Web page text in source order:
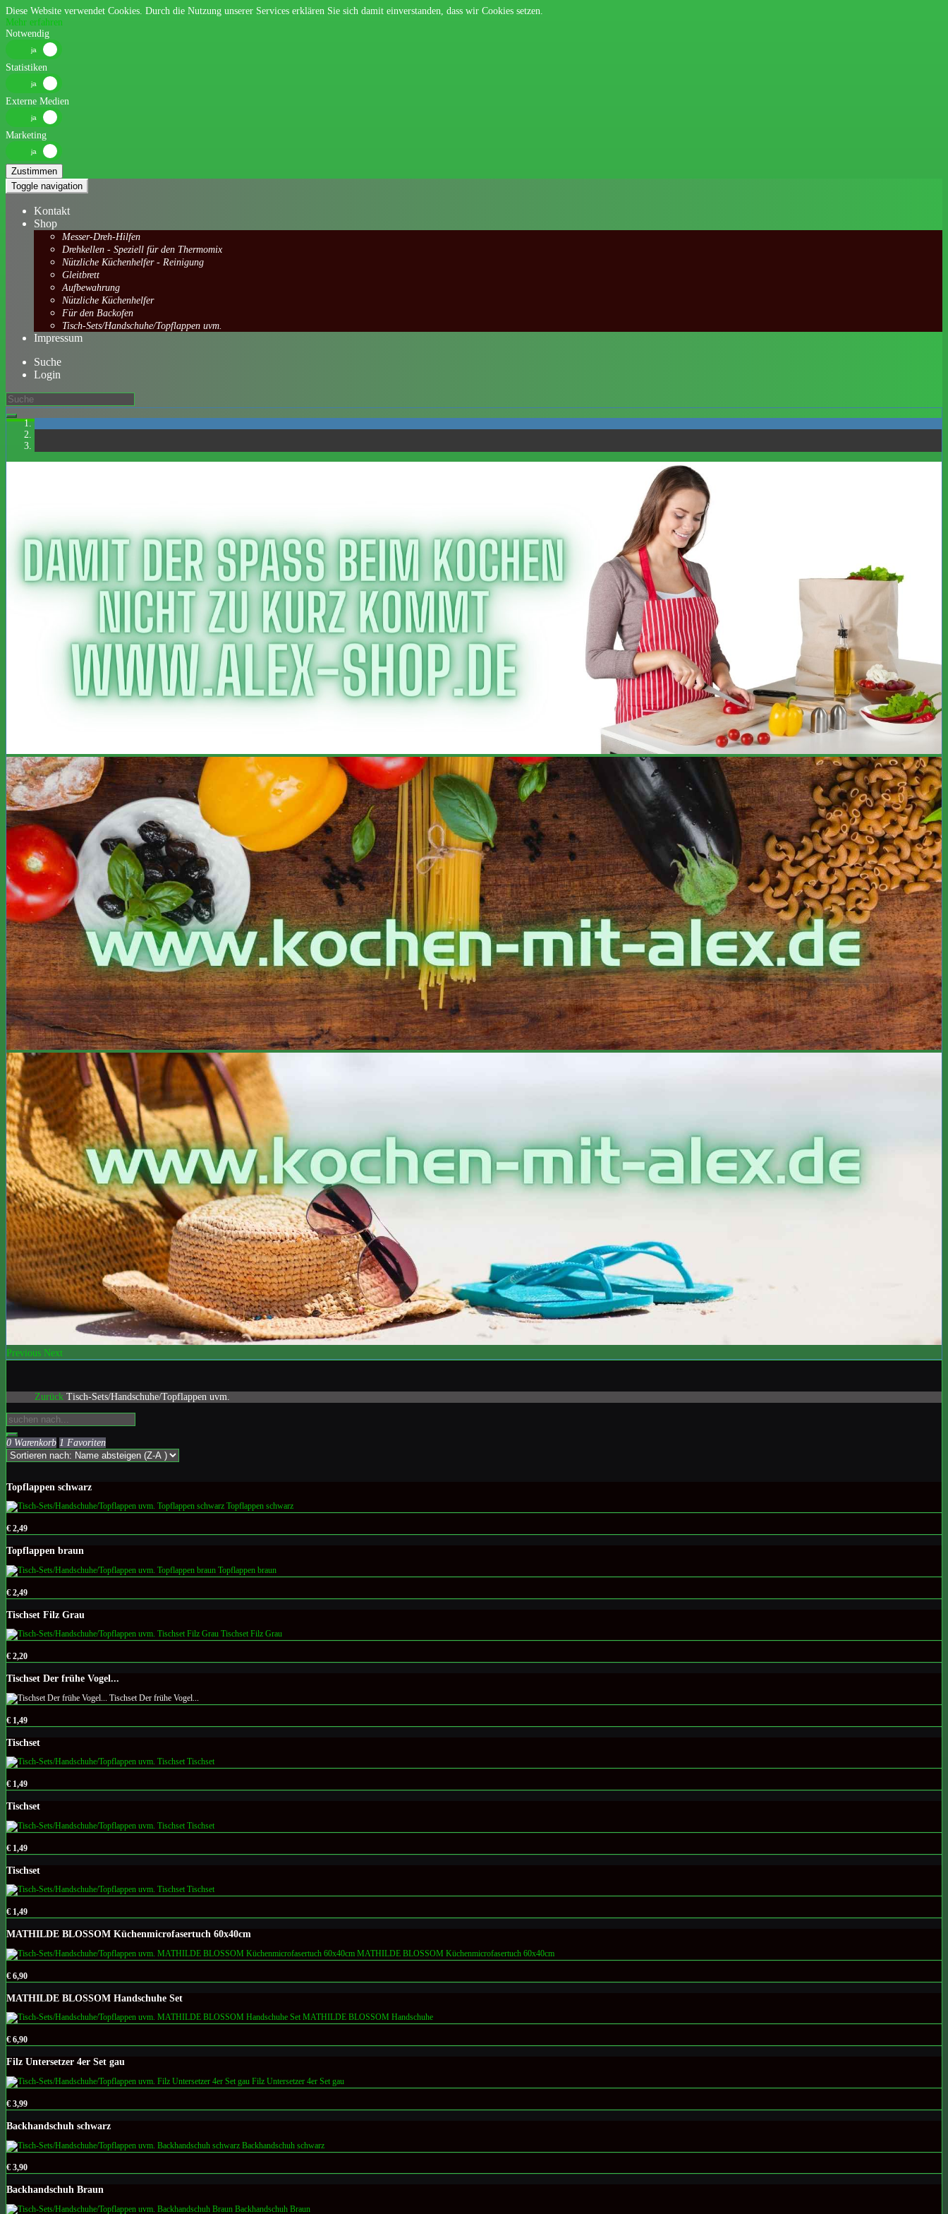
Diese Website verwendet Cookies. Durch die Nutzung unserer Services erklären Sie sich damit einverstanden, dass wir Cookies setzen.
Mehr erfahren
Notwendig
Statistiken
Externe Medien
Marketing
Zustimmen
Toggle navigation
Kontakt
Shop
Messer-Dreh-Hilfen
Drehkellen - Speziell für den Thermomix
Nützliche Küchenhelfer - Reinigung
Gleitbrett
Aufbewahrung
Nützliche Küchenhelfer
Für den Backofen
Tisch-Sets/Handschuhe/Topflappen uvm.
Impressum
Suche
Login
Previous Next
Zurück Tisch-Sets/Handschuhe/Topflappen uvm.
0 Warenkorb 1 Favoriten
Topflappen schwarz
€ 2,49
Topflappen braun
€ 2,49
Tischset Filz Grau
€ 2,20
Tischset Der frühe Vogel...
€ 1,49
Tischset
€ 1,49
Tischset
€ 1,49
Tischset
€ 1,49
MATHILDE BLOSSOM Küchenmicrofasertuch 60x40cm
€ 6,90
MATHILDE BLOSSOM Handschuhe Set
€ 6,90
Filz Untersetzer 4er Set gau
€ 3,99
Backhandschuh schwarz
€ 3,90
Backhandschuh Braun